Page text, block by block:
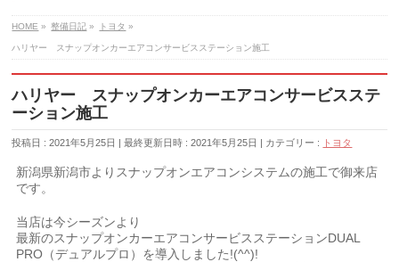
HOME » 整備日記 » トヨタ »
ハリヤー スナップオンカーエアコンサービスステーション施工
ハリヤー スナップオンカーエアコンサービスステ
ーション施工
投稿日 : 2021年5月25日 最終更新日時 : 2021年5月25日 カテゴリー : トヨタ
新潟県新潟市よりスナップオンエアコンシステムの施工で御来店
です。
当店は今シーズンより
最新のスナップオンカーエアコンサービスステーションDUAL
PRO（デュアルプロ）を導入しました!(^^)!